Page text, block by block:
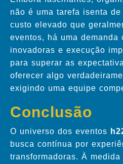
não é uma tarefa isenta
custo elevado que
eventos, há uma demanda
inovadoras e execução
para superar as
oferecer algo
exigindo uma equipe
Conclusão
O universo dos eventos
busca contínua por
transformadoras. À